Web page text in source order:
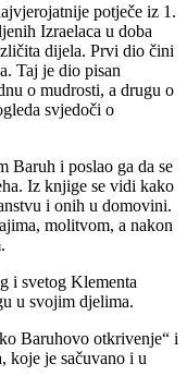
potječe iz 1.
Izraelaca u doba
dijela. Prvi dio čini
Taj je dio pisan
o mudrosti, a drugu o
svjedoči o
Baruh i poslao ga da se
Iz knjige se vidi kako
i onih u domovini.
molitvom, a nakon
i svetog Klementa
u svojim djelima.
Baruhovo otkrivenje“ i
koje je sačuvano i u